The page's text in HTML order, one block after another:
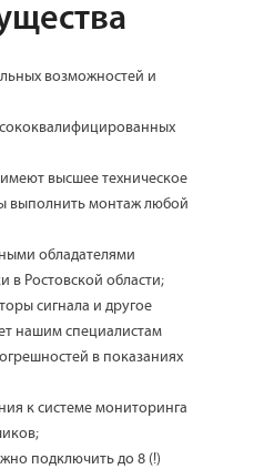
возможностей и
высшее техническое
выполнить монтаж любой
обладателями
в Ростовской области;
сигнала и другое
нашим специалистам
в показаниях
к системе мониторинга
подключить до 8 (!)